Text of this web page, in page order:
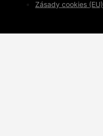
Zásady cookies (EU)